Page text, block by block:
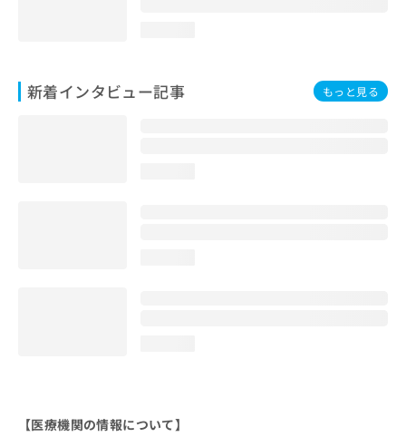
新着インタビュー記事 もっと見る
【医療機関の情報について】